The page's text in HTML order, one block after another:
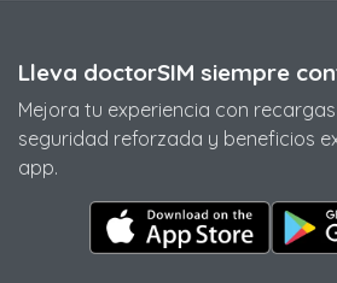
Lleva doctorSIM siempre
Mejora tu experiencia con
seguridad reforzada y beneficios
app.